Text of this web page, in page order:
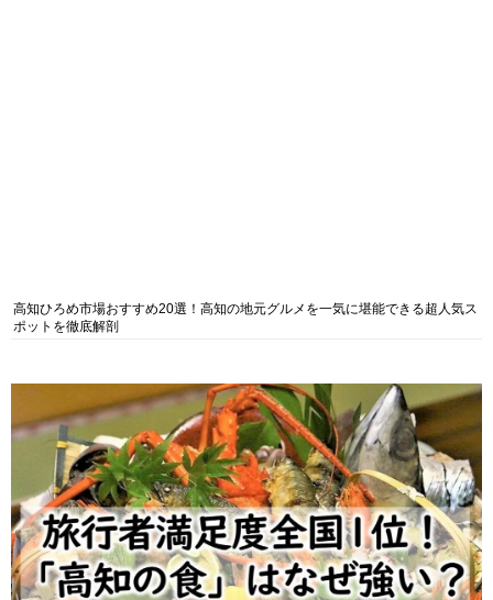
高知ひろめ市場おすすめ20選！高知の地元グルメを一気に堪能できる超人気ス
ポットを徹底解剖